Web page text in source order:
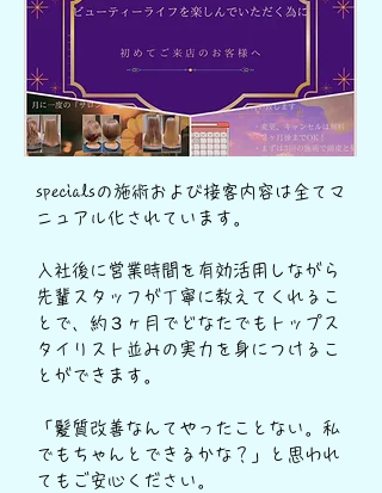
specialsの施術および接客内容は全てマ
ニュアル化されています。
入社後に営業時間を有効活用しながら
先輩スタッフが丁寧に教えてくれるこ
とで、約３ヶ月でどなたでもトップス
タイリスト並みの実力を身につけるこ
とができます。
「髪質改善なんてやったことない。私
でもちゃんとできるかな？」と思われ
てもご安心ください。